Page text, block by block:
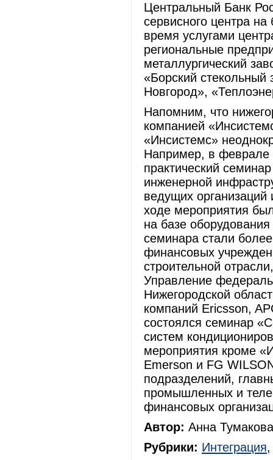
Центральный Банк
сервисного центра
время услугами
региональные
металлургический
«Борский
Новгород»,
Напомним, что
компанией
«Инсистемс»
Например, в феврале
практический
инженерной
ведущих
ходе мероприятия
на базе
семинара стали
финансовых
строительной
Управление
Нижегородской
компаний Ericsson,
состоялся семинар
систем
мероприятия кроме
Emerson и FG
подразделений,
промышленных и
финансовых
Автор: Анна
Рубрики: Интеграция